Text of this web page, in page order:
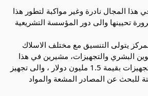
هذا المجال نادرة وغير مواكبة لتطور هذا
تحيينها والى دور المؤسسة التشريعية
يتولى التنسيق مع مختلف الاسلاك
البشري والتجهيزات، مشيرين في هذا
الصدد الى تمكينهم من تجهيزات بقيمة 1.5 مليون دولار ، والى تجهيز
للبحث عن المصادر المشعة والمواد